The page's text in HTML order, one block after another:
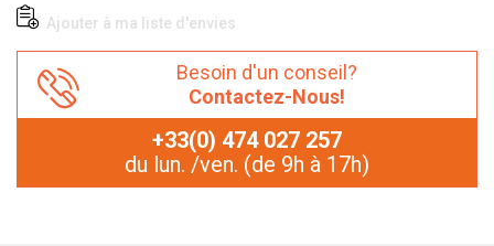
Ajouter à ma liste d'envies
Besoin d'un conseil?
Contactez-Nous!
+33(0) 474 027 257
du lun. /ven. (de 9h à 17h)